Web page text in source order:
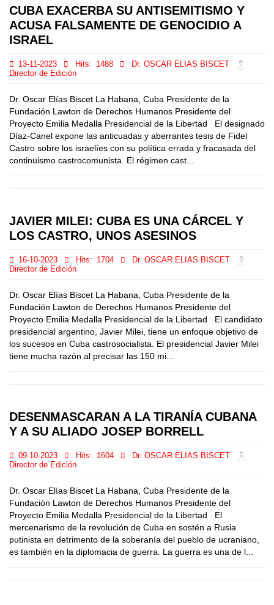
CUBA EXACERBA SU ANTISEMITISMO Y
ACUSA FALSAMENTE DE GENOCIDIO A
ISRAEL
13-11-2023 Hits: 1488
Dr. OSCAR ELIAS BISCET
Director de Edición
Dr. Oscar Elías Biscet La Habana, Cuba Presidente de la
Fundación Lawton de Derechos Humanos Presidente del
Proyecto Emilia Medalla Presidencial de la Libertad El designado
Díaz-Canel expone las anticuadas y aberrantes tesis de Fidel
Castro sobre los israelíes con su política errada y fracasada del
continuismo castrocomunista. El régimen cast...
JAVIER MILEI: CUBA ES UNA CÁRCEL Y
LOS CASTRO, UNOS ASESINOS
16-10-2023 Hits: 1704
Dr. OSCAR ELIAS BISCET
Director de Edición
Dr. Oscar Elías Biscet La Habana, Cuba Presidente de la
Fundación Lawton de Derechos Humanos Presidente del
Proyecto Emilia Medalla Presidencial de la Libertad El candidato
presidencial argentino, Javier Milei, tiene un enfoque objetivo de
los sucesos en Cuba castrosocialista. El presidencial Javier Milei
tiene mucha razón al precisar las 150 mi...
DESENMASCARAN A LA TIRANÍA CUBANA
Y A SU ALIADO JOSEP BORRELL
09-10-2023 Hits: 1604
Dr. OSCAR ELIAS BISCET
Director de Edición
Dr. Oscar Elías Biscet La Habana, Cuba Presidente de la
Fundación Lawton de Derechos Humanos Presidente del
Proyecto Emilia Medalla Presidencial de la Libertad El
mercenarismo de la revolución de Cuba en sostén a Rusia
putinista en detrimento de la soberanía del pueblo de ucraniano,
es también en la diplomacia de guerra. La guerra es una de l...